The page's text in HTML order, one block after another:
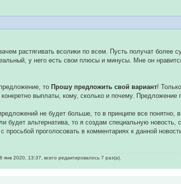
растягивать всолики по всем. Пусть получат
у него есть свои плюсы и минусы. Мне он
тоПрошу предложить свой вариант!
выплаты, кому, сколько и почему.
не будет больше, то в принципе все понятно,
будет альтернатива, то я создам специальную новость,
просьбой проголосовать в комментариях к данной
2020, 13:37, всего редактировалось 7 раз(а).